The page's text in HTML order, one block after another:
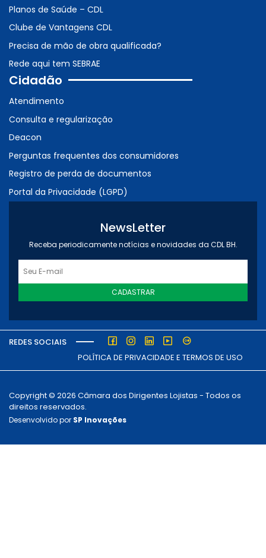
Planos de Saúde – CDL
Clube de Vantagens CDL
Precisa de mão de obra qualificada?
Rede aqui tem SEBRAE
Cidadão
Atendimento
Consulta e regularização
Deacon
Perguntas frequentes dos consumidores
Registro de perda de documentos
Portal da Privacidade (LGPD)
NewsLetter
Receba periodicamente notícias e novidades da CDL BH.
CADASTRAR
REDES SOCIAIS
POLÍTICA DE PRIVACIDADE E TERMOS DE USO
Copyright © 2026 Câmara dos Dirigentes Lojistas - Todos os
direitos reservados.
Desenvolvido por SP Inovações